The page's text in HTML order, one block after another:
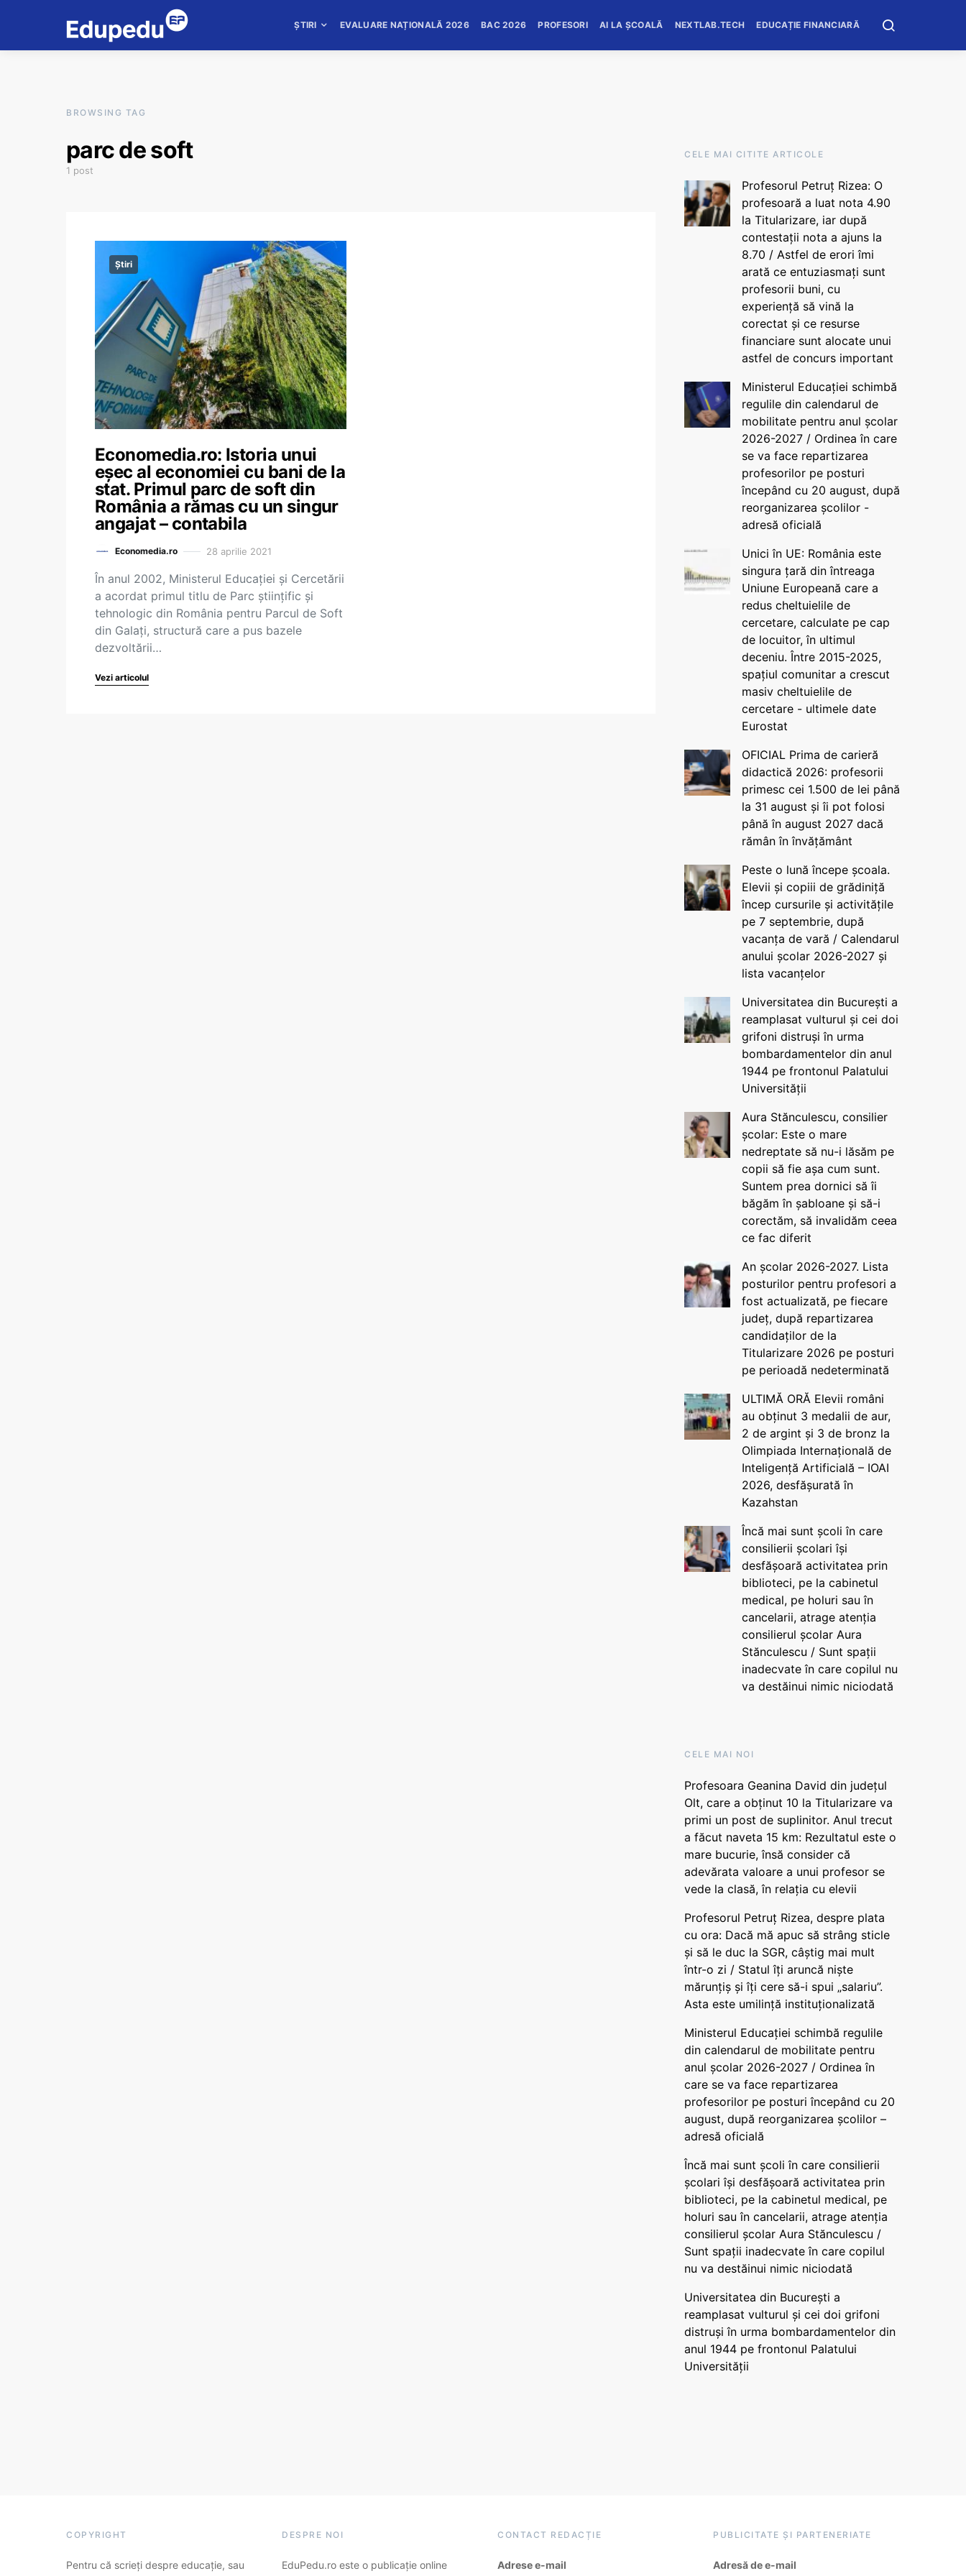
ȘTIRI EVALUARE NAȚIONALĂ 2026 BAC 2026 PROFESORI AI LA ȘCOALĂ NEXTLAB.TECH EDUCAȚIE FINANCIARĂ
BROWSING TAG
parc de soft
1 post
Știri
Economedia.ro: Istoria unui
eșec al economiei cu bani de la
stat. Primul parc de soft din
România a rămas cu un singur
angajat – contabila
Economedia.ro 28 aprilie 2021
În anul 2002, Ministerul Educației și Cercetării
a acordat primul titlu de Parc științific și
tehnologic din România pentru Parcul de Soft
din Galați, structură care a pus bazele
dezvoltării…
Vezi articolul
CELE MAI CITITE ARTICOLE
Profesorul Petruț Rizea: O
profesoară a luat nota 4.90
la Titularizare, iar după
contestații nota a ajuns la
8.70 / Astfel de erori îmi
arată ce entuziasmați sunt
profesorii buni, cu
experiență să vină la
corectat și ce resurse
financiare sunt alocate unui
astfel de concurs important
Ministerul Educației schimbă
regulile din calendarul de
mobilitate pentru anul școlar
2026-2027 / Ordinea în care
se va face repartizarea
profesorilor pe posturi
începând cu 20 august, după
reorganizarea școlilor -
adresă oficială
Unici în UE: România este
singura țară din întreaga
Uniune Europeană care a
redus cheltuielile de
cercetare, calculate pe cap
de locuitor, în ultimul
deceniu. Între 2015-2025,
spațiul comunitar a crescut
masiv cheltuielile de
cercetare - ultimele date
Eurostat
OFICIAL Prima de carieră
didactică 2026: profesorii
primesc cei 1.500 de lei până
la 31 august și îi pot folosi
până în august 2027 dacă
rămân în învățământ
Peste o lună începe școala.
Elevii și copiii de grădiniță
încep cursurile și activitățile
pe 7 septembrie, după
vacanța de vară / Calendarul
anului școlar 2026-2027 și
lista vacanțelor
Universitatea din București a
reamplasat vulturul și cei doi
grifoni distruși în urma
bombardamentelor din anul
1944 pe frontonul Palatului
Universității
Aura Stănculescu, consilier
școlar: Este o mare
nedreptate să nu-i lăsăm pe
copii să fie așa cum sunt.
Suntem prea dornici să îi
băgăm în șabloane și să-i
corectăm, să invalidăm ceea
ce fac diferit
An școlar 2026-2027. Lista
posturilor pentru profesori a
fost actualizată, pe fiecare
județ, după repartizarea
candidaților de la
Titularizare 2026 pe posturi
pe perioadă nedeterminată
ULTIMĂ ORĂ Elevii români
au obținut 3 medalii de aur,
2 de argint și 3 de bronz la
Olimpiada Internațională de
Inteligență Artificială – IOAI
2026, desfășurată în
Kazahstan
Încă mai sunt școli în care
consilierii școlari își
desfășoară activitatea prin
biblioteci, pe la cabinetul
medical, pe holuri sau în
cancelarii, atrage atenția
consilierul școlar Aura
Stănculescu / Sunt spații
inadecvate în care copilul nu
va destăinui nimic niciodată
CELE MAI NOI
Profesoara Geanina David din județul
Olt, care a obținut 10 la Titularizare va
primi un post de suplinitor. Anul trecut
a făcut naveta 15 km: Rezultatul este o
mare bucurie, însă consider că
adevărata valoare a unui profesor se
vede la clasă, în relația cu elevii
Profesorul Petruț Rizea, despre plata
cu ora: Dacă mă apuc să strâng sticle
și să le duc la SGR, câștig mai mult
într-o zi / Statul îți aruncă niște
mărunțiș și îți cere să-i spui „salariu”.
Asta este umilință instituționalizată
Ministerul Educației schimbă regulile
din calendarul de mobilitate pentru
anul școlar 2026-2027 / Ordinea în
care se va face repartizarea
profesorilor pe posturi începând cu 20
august, după reorganizarea școlilor –
adresă oficială
Încă mai sunt școli în care consilierii
școlari își desfășoară activitatea prin
biblioteci, pe la cabinetul medical, pe
holuri sau în cancelarii, atrage atenția
consilierul școlar Aura Stănculescu /
Sunt spații inadecvate în care copilul
nu va destăinui nimic niciodată
Universitatea din București a
reamplasat vulturul și cei doi grifoni
distruși în urma bombardamentelor din
anul 1944 pe frontonul Palatului
Universității
COPYRIGHT
Pentru că scrieți despre educație, sau
DESPRE NOI
EduPedu.ro este o publicație online
CONTACT REDACȚIE
Adrese e-mail
PUBLICITATE ȘI PARTENERIATE
Adresă de e-mail